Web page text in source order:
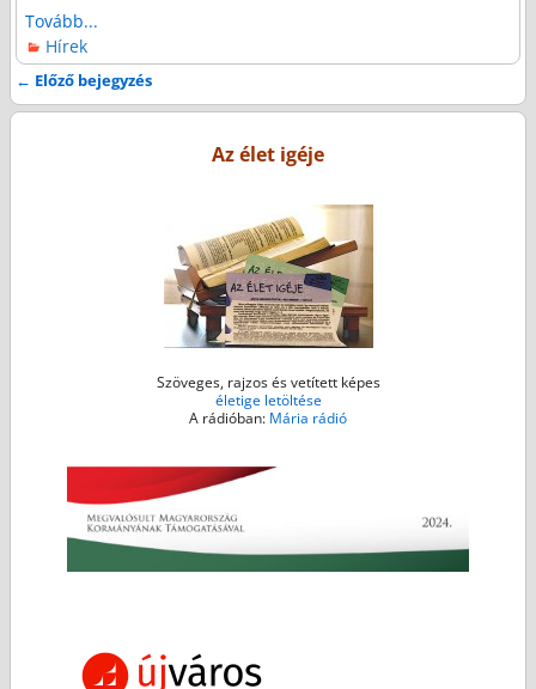
Tovább...
Hírek
Bejegyzés navigáció
← Előző bejegyzés
Az élet igéje
Szöveges, rajzos és vetített képes
életige letöltése
A rádióban: Mária rádió